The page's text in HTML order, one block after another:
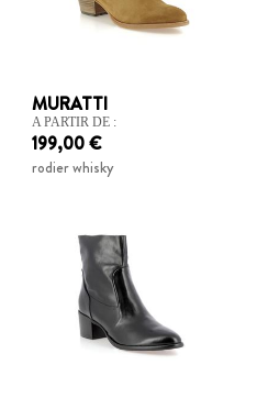
MURATTI
A PARTIR DE :
199,00 €
rodier whisky